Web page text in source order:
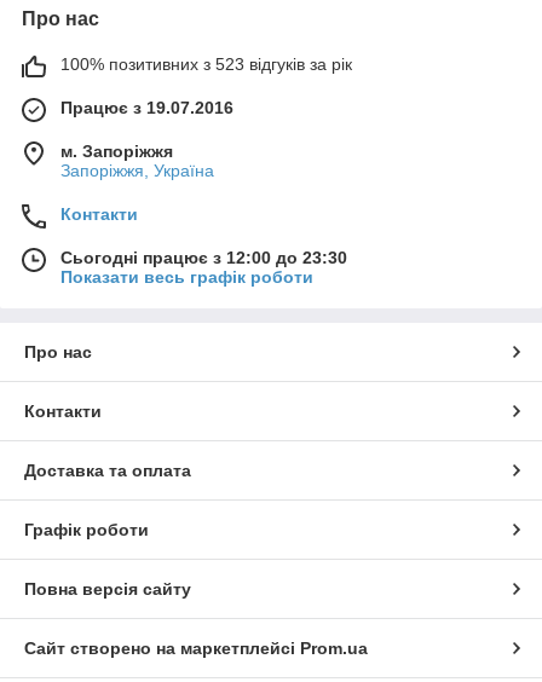
Про нас
100% позитивних з 523 відгуків за рік
Працює з 19.07.2016
м. Запоріжжя
Запоріжжя, Україна
Контакти
Сьогодні працює з 12:00 до 23:30
Показати весь графік роботи
Про нас
Контакти
Доставка та оплата
Графік роботи
Повна версія сайту
Сайт створено на маркетплейсі Prom.ua